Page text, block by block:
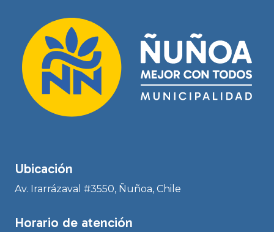
Ubicación
Av. Irarrázaval #3550, Ñuñoa, Chile
Horario de atención